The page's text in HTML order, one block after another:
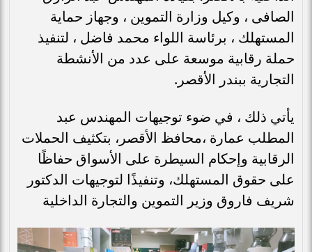
الصافى ، وكيل وزارة التموين ، وجهاز حماية
المستهلك ، برئاسة اللواء محمد فاضل ، لتنفيذ
حملة رقابية موسعة على عدد من الأنشطة
التجارية ببندر الأقصر.
يأتي ذلك ، في ضوء توجيهات المهندس عبد
المطلب عمارة ،محافظ الأقصر، بتكثيف الحملات
الرقابية وإحكام السيطرة على الأسواق حفاظًا
على حقوق المستهلك، وتنفيذًا لتوجيهات الدكتور
شريف فاروق وزير التموين والتجارة الداخلية